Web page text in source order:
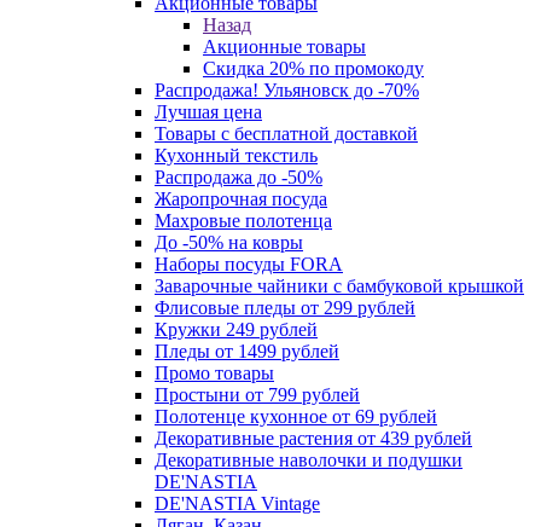
Назад
Акционные товары
Скидка 20% по промокоду
Распродажа! Ульяновск до -70%
Лучшая цена
Товары с бесплатной доставкой
Кухонный текстиль
Распродажа до -50%
Жаропрочная посуда
Махровые полотенца
До -50% на ковры
Наборы посуды FORA
Заварочные чайники с бамбуковой крышкой
Флисовые пледы от 299 рублей
Кружки 249 рублей
Пледы от 1499 рублей
Промо товары
Простыни от 799 рублей
Полотенце кухонное от 69 рублей
Декоративные растения от 439 рублей
Декоративные наволочки и подушки
DE'NASTIA
DE'NASTIA Vintage